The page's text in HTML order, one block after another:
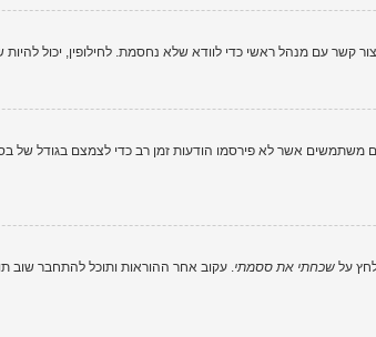
אשר לא פירסמו הודעות זמן רב כדי לצמצם בגודל של
על שכחתי את ססמתי. עקוב אחר ההוראות ותוכל להתחבר שוב